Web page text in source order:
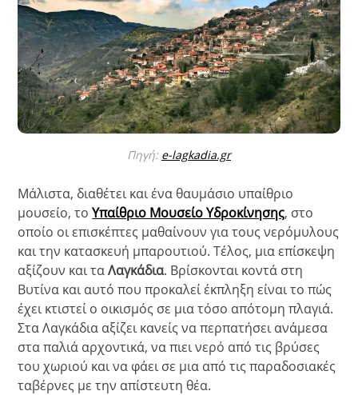
Πηγή: e-lagkadia.gr
Μάλιστα, διαθέτει και ένα θαυμάσιο υπαίθριο
μουσείο, τοΥπαίθριο Μουσείο Υδροκίνησης, στο
οποίο οι επισκέπτες μαθαίνουν για τους νερόμυλους
και την κατασκευή μπαρουτιού. Τέλος, μια επίσκεψη
αξίζουν και ταΛαγκάδια. Βρίσκονται κοντά στη
Βυτίνα και αυτό που προκαλεί έκπληξη είναι το πώς
έχει κτιστεί ο οικισμός σε μια τόσο απότομη πλαγιά.
Στα Λαγκάδια αξίζει κανείς να περπατήσει ανάμεσα
στα παλιά αρχοντικά, να πιει νερό από τις βρύσες
του χωριού και να φάει σε μια από τις παραδοσιακές
ταβέρνες με την απίστευτη θέα.